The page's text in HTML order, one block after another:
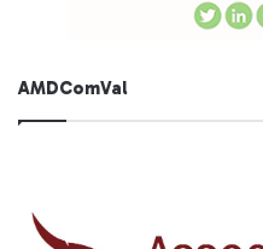
AMDComVal